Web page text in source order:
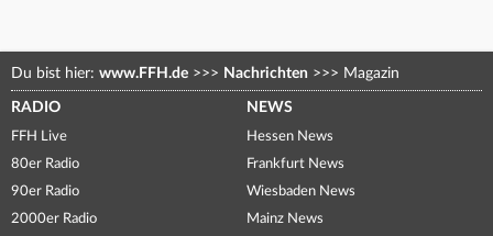
Du bist hier: www.FFH.de >>> Nachrichten >>> Magazin
RADIO
FFH Live
80er Radio
90er Radio
2000er Radio
NEWS
Hessen News
Frankfurt News
Wiesbaden News
Mainz News